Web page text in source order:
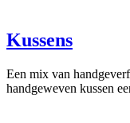
Kussens
Een mix van
handgeweven kussen